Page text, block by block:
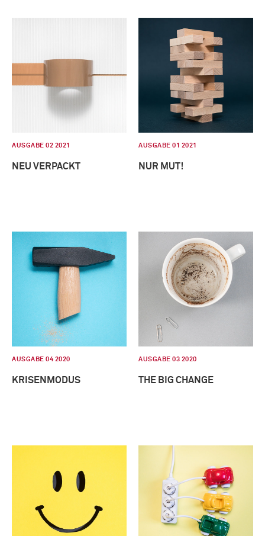
AUSGABE 02 2021
NEU VERPACKT
AUSGABE 01 2021
NUR MUT!
AUSGABE 04 2020
KRISENMODUS
AUSGABE 03 2020
THE BIG CHANGE